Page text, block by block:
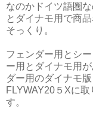
なのかドイツ語圏
とダイナモ用で商
そっくり。
フェンダー用とシ
ー用とダイナモ用
ダー用のダイナモ
FLYWAY20５Xに
す。